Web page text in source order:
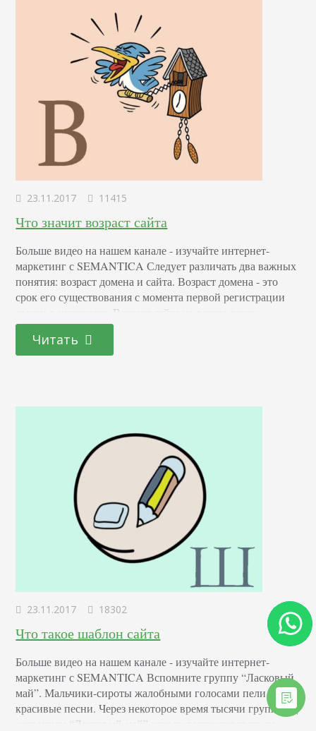
23.11.2017 11415
Что значит возраст сайта
Больше видео на нашем канале - изучайте интернет-
маркетинг с SEMANTICA Следует различать два важных
понятия: возраст домена и сайта. Возраст домена - это
срок его существования с момента первой регистрации
имени в интернете. Возраст сайта не всегда равен
возрасту домена, так как он может быть зарегистрирован
задолго до того, как сайт был выпущен на просторы
Интернета и наоборот. Для более…
Читать
23.11.2017 18302
Что такое шаблон сайта
Больше видео на нашем канале - изучайте интернет-
маркетинг с SEMANTICA Вспомните группу “Ласковый
май”. Мальчики-сироты жалобными голосами пели
красивые песни. Через некоторое время тысячи групп под
названием “Ласковый май” начали гастролировать по